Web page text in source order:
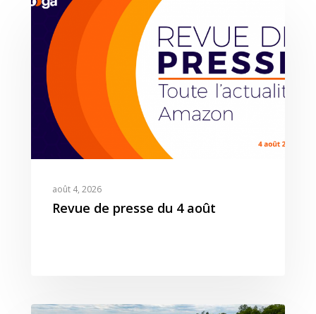
août 4, 2026
Revue de presse du 4 aoûtStratégie
Solutions
Amazon